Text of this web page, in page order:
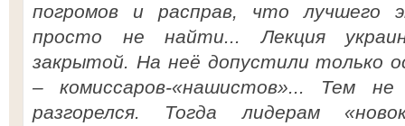
погромов и расправ, что лучшего
просто не найти... Лекция
закрытой. На неё допустили только
– комиссаров-«нашистов»... Тем
разгорелся. Тогда лидерам